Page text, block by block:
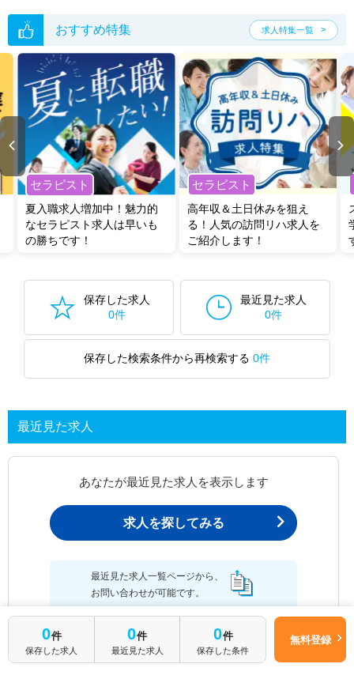
おすすめ特集 求人特集一覧
セラピスト
夏入職求人増加中！魅力的
なセラピスト求人は早いも
の勝ちです！
セラピスト
高年収＆土日休みを狙え
る！人気の訪問リハ求人を
ご紹介します！
保存した求人
0件
最近見た求人
0件
保存した検索条件から再検索する 0件
最近見た求人
あなたが最近見た求人を表示します
求人を探してみる
最近見た求人一覧ページから、
お問い合わせが可能です。
最近見た求人一覧
0件
保存した求人
0件
最近見た求人
0件
保存した条件
無料登録